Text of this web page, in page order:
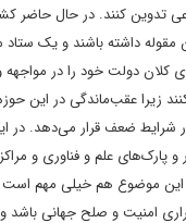
تدوین کنند. در حال حاضر
مقوله داشته باشند و یک ستاد
کلان دولت خود را در
زیرا عقب‌ماندگی در این
شرایط ضعف قرار می‌دهد. در
و پارک‌های علم و فناوری و
این موضوع هم خیلی مهم
امنیت و صلح جهانی باشد